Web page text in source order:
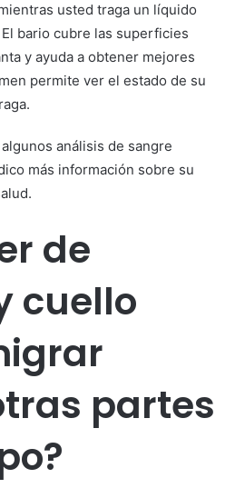
usted traga un líquido
bario cubre las superficies
y ayuda a obtener mejores
permite ver el estado de su
algunos análisis de sangre
más información sobre su
de
cuello
partes